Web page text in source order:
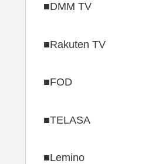
■DMM TV
■Rakuten TV
■FOD
■TELASA
■Lemino